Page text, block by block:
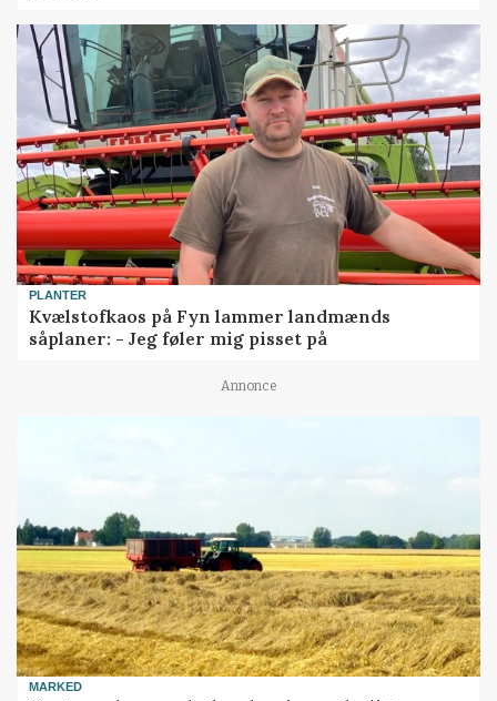
PLANTER
Kvælstofkaos på Fyn lammer landmænds
såplaner: - Jeg føler mig pisset på
Annonce
MARKED